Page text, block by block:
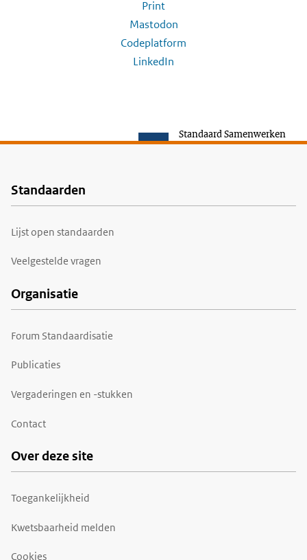
Print
Mastodon
Codeplatform
LinkedIn
Standaard Samenwerken
Voet
Standaarden
Lijst open standaarden
Veelgestelde vragen
Organisatie
Forum Standaardisatie
Publicaties
Vergaderingen en -stukken
Contact
Over deze site
Toegankelijkheid
Kwetsbaarheid melden
Cookies